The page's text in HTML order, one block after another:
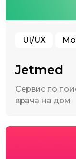
UI/UX
Jetmed
Сервис по
врача на дом